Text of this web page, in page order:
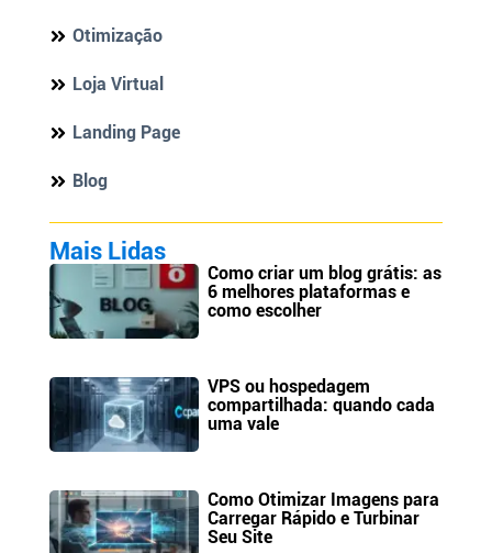
Otimização
Loja Virtual
Landing Page
Blog
Mais Lidas
Como criar um blog grátis: as
6 melhores plataformas e
como escolher
VPS ou hospedagem
compartilhada: quando cada
uma vale
Como Otimizar Imagens para
Carregar Rápido e Turbinar
Seu Site